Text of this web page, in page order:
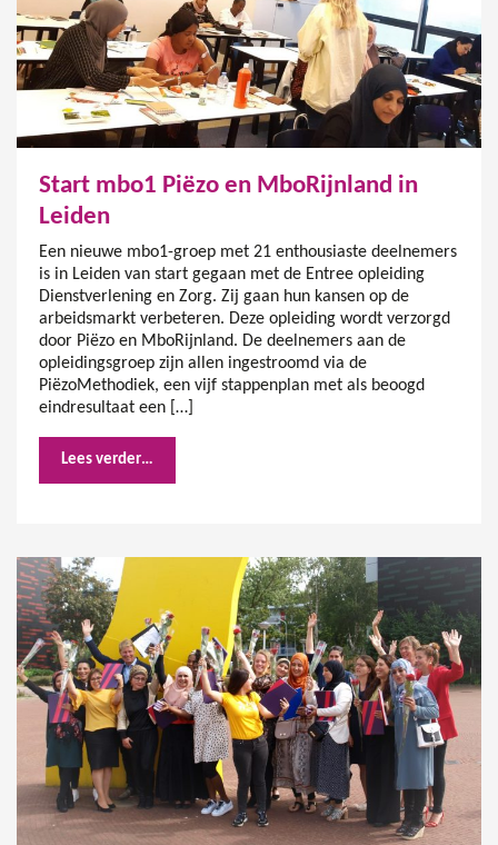
Start mbo1 Piëzo en MboRijnland in
Leiden
Een nieuwe mbo1-groep met 21 enthousiaste deelnemers
is in Leiden van start gegaan met de Entree opleiding
Dienstverlening en Zorg. Zij gaan hun kansen op de
arbeidsmarkt verbeteren. Deze opleiding wordt verzorgd
door Piëzo en MboRijnland. De deelnemers aan de
opleidingsgroep zijn allen ingestroomd via de
PiëzoMethodiek, een vijf stappenplan met als beoogd
eindresultaat een […]
Lees verder…